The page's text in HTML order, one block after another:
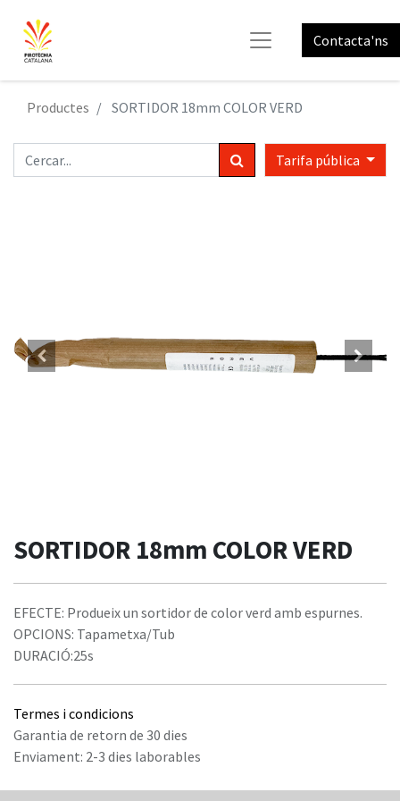
Contacta'ns
Productes SORTIDOR 18mm COLOR VERD
Tarifa pública
SORTIDOR 18mm COLOR VERD
EFECTE: Produeix un sortidor de color verd amb espurnes.
OPCIONS: Tapametxa/Tub
DURACIÓ:25s
Termes i condicions
Garantia de retorn de 30 dies
Enviament: 2-3 dies laborables